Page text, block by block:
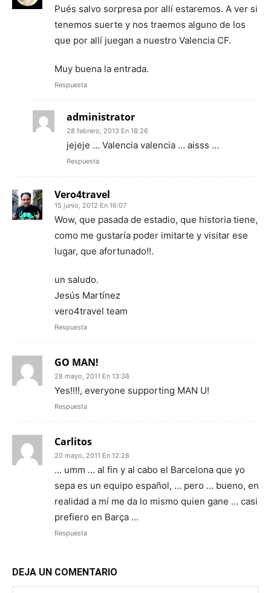
Pués salvo sorpresa por allí estaremos. A ver si
tenemos suerte y nos traemos alguno de los
que por allí juegan a nuestro Valencia CF.
Muy buena la entrada.
Respuesta
administrator
28 febrero, 2013 En 18:26
jejeje … Valencia valencia … aisss …
Respuesta
Vero4travel
15 junio, 2012 En 16:07
Wow, que pasada de estadio, que historia tiene,
como me gustaría poder imitarte y visitar ese
lugar, que afortunado!!.
un saludo.
Jesús Martínez
vero4travel team
Respuesta
GO MAN!
28 mayo, 2011 En 13:38
Yes!!!!, everyone supporting MAN U!
Respuesta
Carlitos
20 mayo, 2011 En 12:28
… umm … al fin y al cabo el Barcelona que yo
sepa es un equipo español, … pero … bueno, en
realidad a mí me da lo mismo quien gane … casi
prefiero en Barça …
Respuesta
DEJA UN COMENTARIO